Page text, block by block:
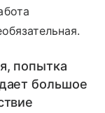
попытка
большое